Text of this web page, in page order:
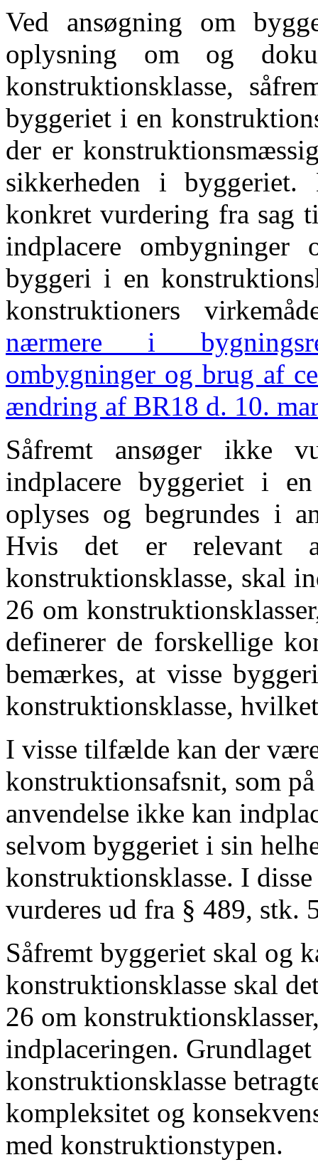
Ved ansøgning om
oplysning om og
konstruktionsklasse,
byggeriet i en
der er
sikkerheden i
konkret vurdering fra sag
indplacere ombygninger
byggeri i en
konstruktioners
nærmere i
ombygninger og brug af
ændring af BR18 d. 10.
Såfremt ansøger ikke
indplacere byggeriet i
oplyses og begrundes i
Hvis det er relevant
konstruktionsklasse, skal
26 om
definerer de forskellige
bemærkes, at visse
konstruktionsklasse,
I visse tilfælde kan der
konstruktionsafsnit, som
anvendelse ikke kan
selvom byggeriet i sin
konstruktionsklasse. I
vurderes ud fra § 489, stk.
Såfremt byggeriet skal og
konstruktionsklasse skal
26 om
indplaceringen.
konstruktionsklasse
kompleksitet og
med konstruktionstypen.